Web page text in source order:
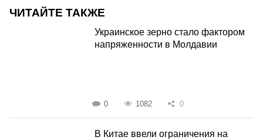
ЧИТАЙТЕ ТАКЖЕ
Украинское зерно стало фактором
напряженности в Молдавии
0 1082 0
В Китае ввели ограничения на